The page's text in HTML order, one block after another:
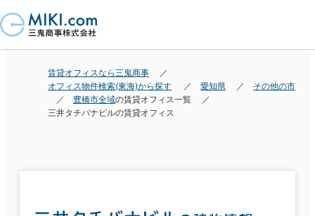
賃貸オフィスなら三鬼商事
オフィス物件検索(東海)から探す
愛知県
その他の市
豊橋市全域の賃貸オフィス一覧
三井タチバナビルの賃貸オフィス